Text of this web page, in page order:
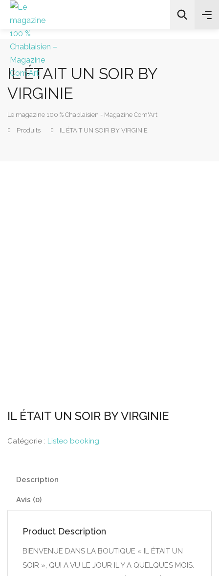
All Categories
IL ÉTAIT UN SOIR BY
VIRGINIE
Le magazine 100 % Chablaisien - Magazine Com'Art
Produits IL ÉTAIT UN SOIR BY VIRGINIE
IL ÉTAIT UN SOIR BY VIRGINIE
Catégorie : Listeo booking
Description
Avis (0)
Product Description
BIENVENUE DANS LA BOUTIQUE « IL ÉTAIT UN
SOIR », QUI A VU LE JOUR IL Y A QUELQUES MOIS.